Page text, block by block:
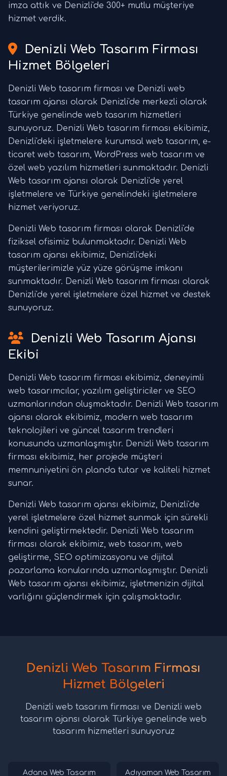
imza attık ve Denizli'de 300+ mutlu müşteriye
hizmet verdik.
Denizli Web Tasarım Firması
Hizmet Bölgeleri
Denizli Web tasarım firması ve Denizli web
tasarım ajansı olarak Denizli'de merkezli olarak
Türkiye genelinde web tasarım hizmetleri
sunuyoruz. Denizli Web tasarım firması ekibimiz,
Denizli'deki işletmelere kurumsal web tasarım, e-
ticaret web tasarım, WordPress web tasarım ve
özel web yazılım hizmetleri sunmaktadır. Denizli
Web tasarım ajansı olarak Denizli'de yerel
işletmelere ve Türkiye genelindeki işletmelere
hizmet veriyoruz.
Denizli Web tasarım firması olarak Denizli'de
fiziksel ofisimiz bulunmaktadır. Denizli Web
tasarım ajansı ekibimiz, Denizli'deki
müşterilerimizle yüz yüze görüşme imkanı
sunmaktadır. Denizli Web tasarım firması olarak
Denizli'de yerel işletmelere özel hizmet ve destek
sunuyoruz.
Denizli Web Tasarım Ajansı
Ekibi
Denizli Web tasarım firması ekibimiz, deneyimli
web tasarımcılar, yazılım geliştiriciler ve SEO
uzmanlarından oluşmaktadır. Denizli Web tasarım
ajansı olarak ekibimiz, modern web tasarım
teknolojileri ve güncel tasarım trendleri
konusunda uzmanlaşmıştır. Denizli Web tasarım
firması ekibimiz, her projede müşteri
memnuniyetini ön planda tutar ve kaliteli hizmet
sunar.
Denizli Web tasarım ajansı ekibimiz, Denizli'de
yerel işletmelere özel hizmet sunmak için sürekli
kendini geliştirmektedir. Denizli Web tasarım
firması olarak ekibimiz, web tasarım, web
geliştirme, SEO optimizasyonu ve dijital
pazarlama konularında uzmanlaşmıştır. Denizli
Web tasarım ajansı ekibimiz, işletmenizin dijital
varlığını güçlendirmek için çalışmaktadır.
Denizli Web Tasarım Firması
Hizmet Bölgeleri
Denizli web tasarım firması ve Denizli web
tasarım ajansı olarak Türkiye genelinde web
tasarım hizmetleri sunuyoruz
Adana Web Tasarım Adıyaman Web Tasarım